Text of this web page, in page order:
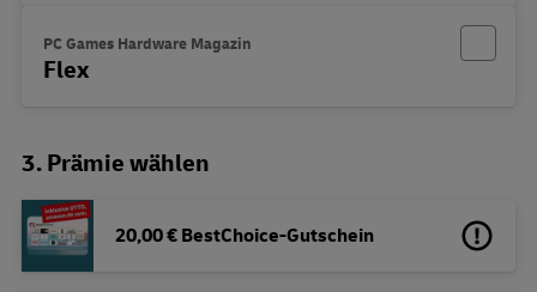
PC Games Hardware Magazin
Flex
3. Prämie wählen
20,00 € BestChoice-Gutschein